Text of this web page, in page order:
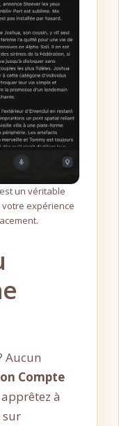
un véritable
votre expérience
Aucun
Compte
à